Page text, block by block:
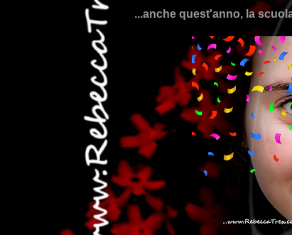
...anche quest'anno, la